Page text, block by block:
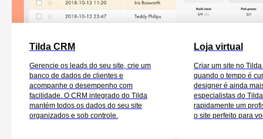
Tilda CRM
Gerencie os leads do seu site, crie um
banco de dados de clientes e
acompanhe o desempenho com
facilidade. O CRM integrado do Tilda
mantém todos os dados do seu site
organizados e sob controle.
Loja virtual
Criar um site no
quando o tempo é
designer é ainda
especialistas do
rapidamente um
o site perfeito para